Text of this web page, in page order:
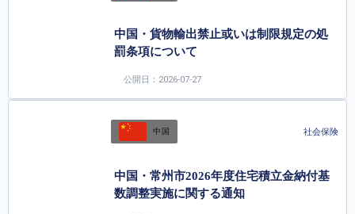
中国・貨物輸出禁止或いは制限規定の処
罰条項について
公開日：2026-07-27
中国 社会保険
中国・常州市2026年度住宅積立金納付基
数調整実施に関する通知